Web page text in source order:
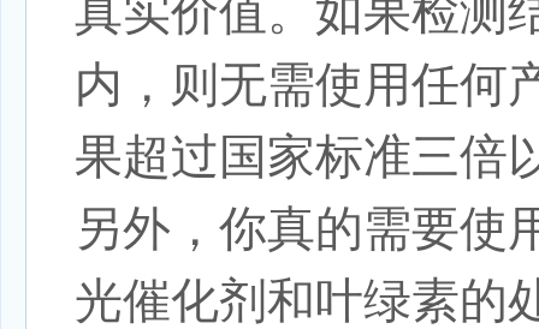
真实价值。如果检测
内，则无需使用任何
果超过国家标准三倍
另外，你真的需要使
光催化剂和叶绿素的